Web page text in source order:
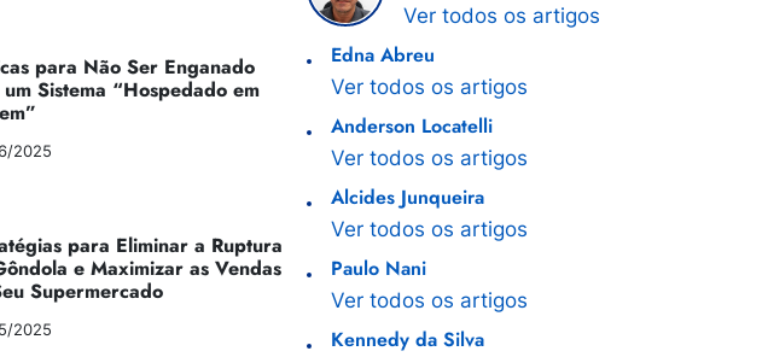
para Não Ser Enganado
Sistema “Hospedado em
2025
para Eliminar a Ruptura
e Maximizar as Vendas
Supermercado
2025
Ver todos os artigos
Edna Abreu
Ver todos os artigos
Anderson Locatelli
Ver todos os artigos
Alcides Junqueira
Ver todos os artigos
Paulo Nani
Ver todos os artigos
Kennedy da Silva